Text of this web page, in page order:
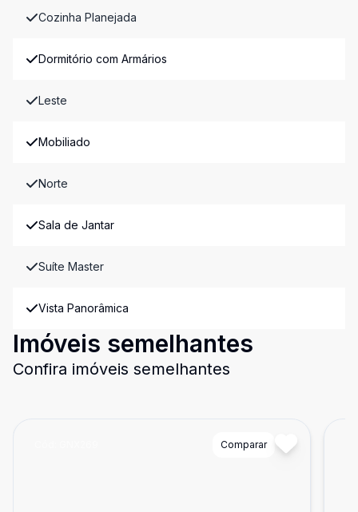
Cozinha Planejada
Dormitório com Armários
Leste
Mobiliado
Norte
Sala de Jantar
Suíte Master
Vista Panorâmica
Imóveis semelhantes
Confira imóveis semelhantes
Comparar